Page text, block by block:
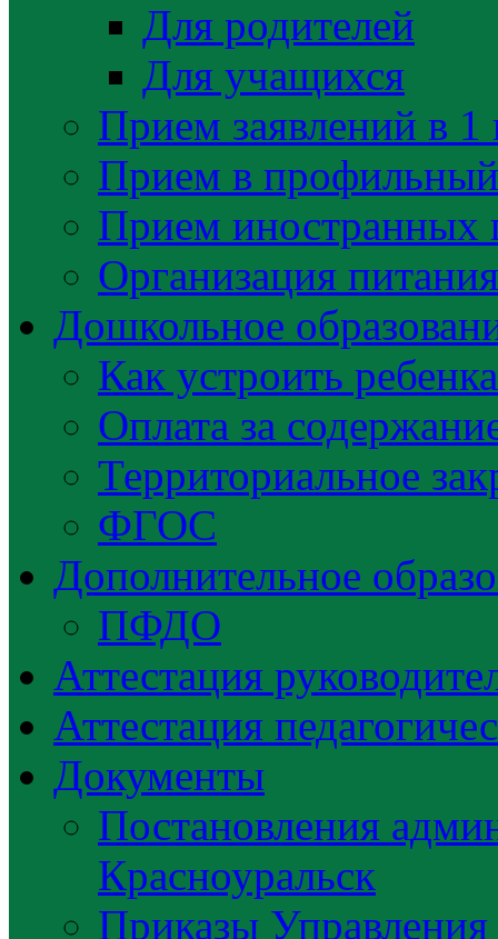
Для родителей
Для учащихся
Прием заявлений в 1
Прием в
Прием иностранных
Организация
Дошкольное
Как устроить
Оплата за
Территориальное
ФГОС
Дополнительное
ПФДО
Аттестация
Аттестация
Документы
Постановления
Красноуральск
Приказы Управления